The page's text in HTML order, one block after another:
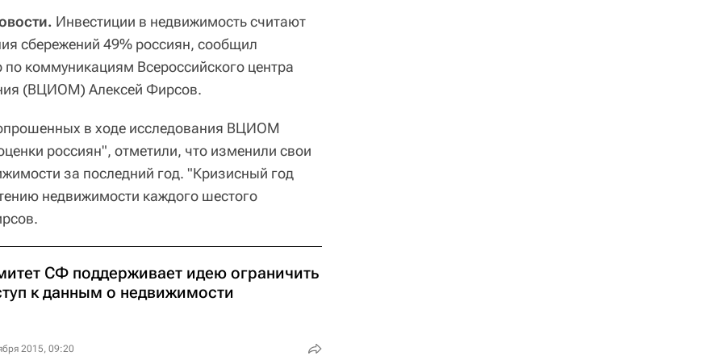
Инвестиции в недвижимость считают
сбережений 49% россиян, сообщил
по коммуникациям Всероссийского центра
(ВЦИОМ) Алексей Фирсов.
в ходе исследования ВЦИОМ
россиян", отметили, что изменили свои
за последний год. "Кризисный год
недвижимости каждого шестого
СФ поддерживает идею ограничить
к данным о недвижимости
2015, 09:20